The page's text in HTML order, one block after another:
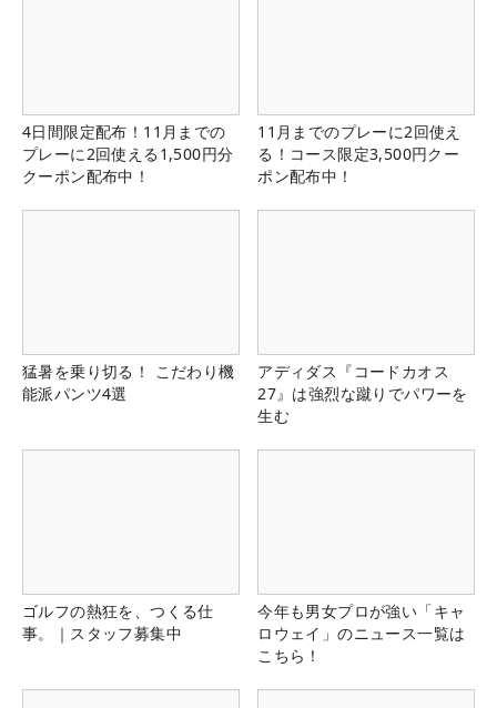
4日間限定配布！11月までの
プレーに2回使える1,500円分
クーポン配布中！
11月までのプレーに2回使え
る！コース限定3,500円クー
ポン配布中！
猛暑を乗り切る！ こだわり機
能派パンツ4選
アディダス『コードカオス
27』は強烈な蹴りでパワーを
生む
ゴルフの熱狂を、つくる仕
事。｜スタッフ募集中
今年も男女プロが強い「キャ
ロウェイ」のニュース一覧は
こちら！